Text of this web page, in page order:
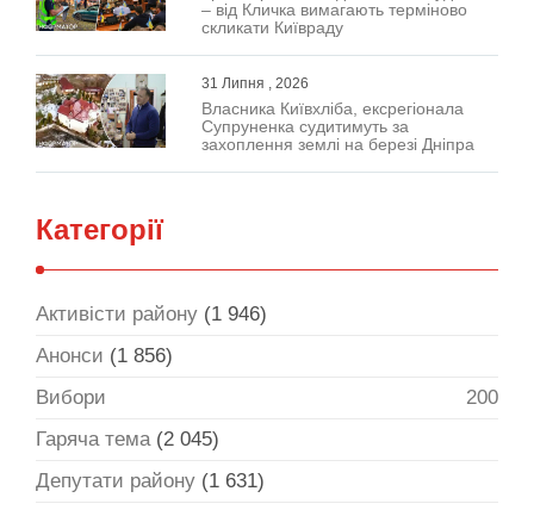
– від Кличка вимагають терміново
скликати Київраду
31 Липня , 2026
Власника Київхліба, ексрегіонала
Супруненка судитимуть за
захоплення землі на березі Дніпра
Категорії
Активісти району (1 946)
Анонси (1 856)
Вибори
200
Гаряча тема(2 045)
Депутати району (1 631)